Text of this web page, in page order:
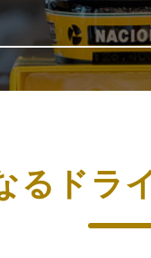
メ
カ
リ
るドラ